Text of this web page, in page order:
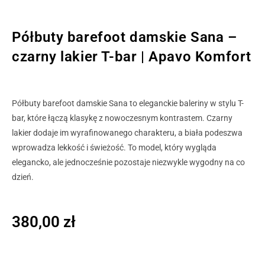
Półbuty barefoot damskie Sana –
czarny lakier T-bar | Apavo Komfort
Półbuty barefoot damskie Sana to eleganckie baleriny w stylu T-
bar, które łączą klasykę z nowoczesnym kontrastem. Czarny
lakier dodaje im wyrafinowanego charakteru, a biała podeszwa
wprowadza lekkość i świeżość. To model, który wygląda
elegancko, ale jednocześnie pozostaje niezwykle wygodny na co
dzień.
380,00 zł